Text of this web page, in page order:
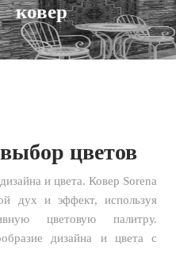
ковер
цветов
и цвета. Ковер Sorena
дух и эффект, используя
цветовую палитру.
дизайна и цвета с